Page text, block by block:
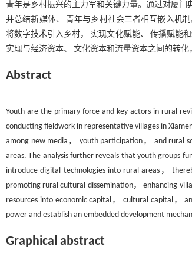
青年是乡村振兴的主力军和关键力量。通过对厦门
并总结新媒体、 青年与乡村社会三者相互嵌入机
将数字技术引入乡村， 实现文化赋能、 传播赋能
实现与经济资本、 文化资本和流量资本之间的转
Abstract
Youth are the primary force and key actors in rural
conducting fieldwork in representative villages in
among new media， youth participation， and rural
areas. The analysis further reveals that youth groups
introduce digital technologies into rural areas，
promoting rural cultural dissemination， enhancing
resources into economic capital， cultural capital，
power and establish an embedded development
Graphical abstract